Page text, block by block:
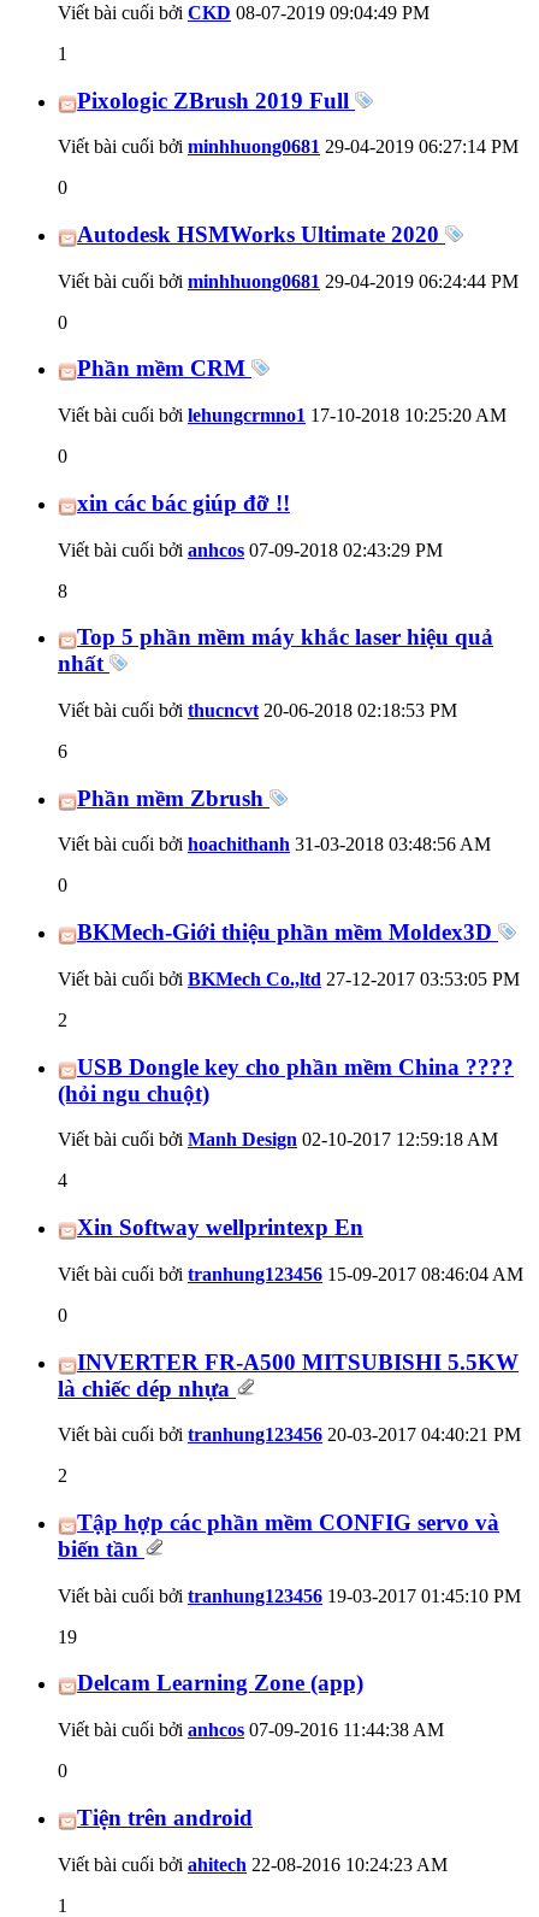
Viết bài cuối bởi CKD 08-07-2019 09:04:49 PM
1
Pixologic ZBrush 2019 Full
Viết bài cuối bởi minhhuong0681 29-04-2019 06:27:14 PM
0
Autodesk HSMWorks Ultimate 2020
Viết bài cuối bởi minhhuong0681 29-04-2019 06:24:44 PM
0
Phần mềm CRM
Viết bài cuối bởi lehungcrmno1 17-10-2018 10:25:20 AM
0
xin các bác giúp đỡ !!
Viết bài cuối bởi anhcos 07-09-2018 02:43:29 PM
8
Top 5 phần mềm máy khắc laser hiệu quả
nhất
Viết bài cuối bởi thucncvt 20-06-2018 02:18:53 PM
6
Phần mềm Zbrush
Viết bài cuối bởi hoachithanh 31-03-2018 03:48:56 AM
0
BKMech-Giới thiệu phần mềm Moldex3D
Viết bài cuối bởi BKMech Co.,ltd 27-12-2017 03:53:05 PM
2
USB Dongle key cho phần mềm China ????
(hỏi ngu chuột)
Viết bài cuối bởi Manh Design 02-10-2017 12:59:18 AM
4
Xin Softway wellprintexp En
Viết bài cuối bởi tranhung123456 15-09-2017 08:46:04 AM
0
INVERTER FR-A500 MITSUBISHI 5.5KW
là chiếc dép nhựa
Viết bài cuối bởi tranhung123456 20-03-2017 04:40:21 PM
2
Tập hợp các phần mềm CONFIG servo và
biến tần
Viết bài cuối bởi tranhung123456 19-03-2017 01:45:10 PM
19
Delcam Learning Zone (app)
Viết bài cuối bởi anhcos 07-09-2016 11:44:38 AM
0
Tiện trên android
Viết bài cuối bởi ahitech 22-08-2016 10:24:23 AM
1